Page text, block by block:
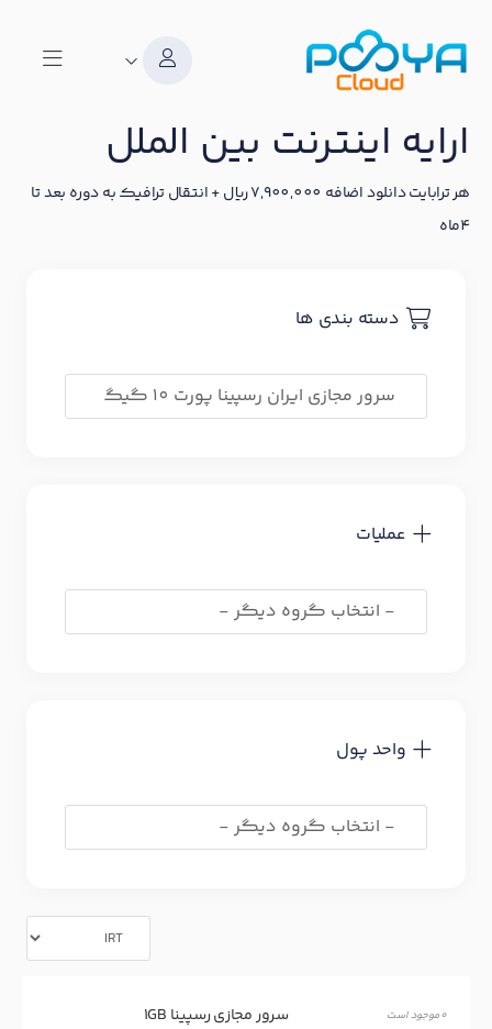
ارایه اینترنت بین الملل
هر ترابایت دانلود اضافه 7,900,000 ریال + انتقال ترافیک به دوره بعد تا
4ماه
دسته بندی ها
عملیات
واحد پول
سرور مجازی رسپینا 1GB 0 موجود است